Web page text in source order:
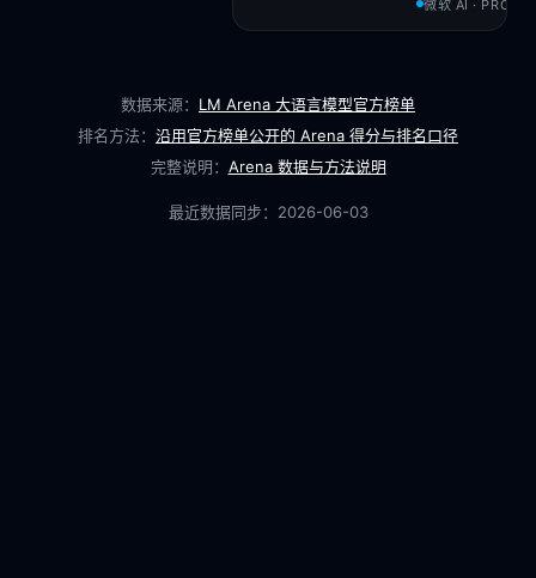
微软 AI ·
数据来源： LM Arena 大语言模型官方榜单
排名方法： 沿用官方榜单公开的 Arena 得分与排名口径
完整说明： Arena 数据与方法说明
最近数据同步： 2026-06-03